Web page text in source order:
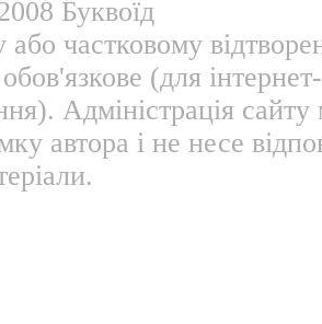
Буквоїд
частковому
(для
Адміністрація
автора і не несе